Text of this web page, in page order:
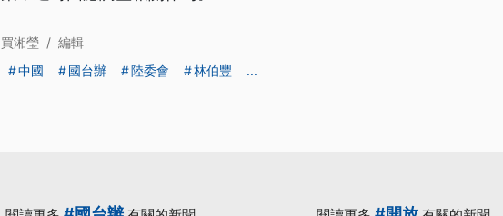
買湘瑩 / 編輯
中國
國台辦 陸委會 林伯豐 ...